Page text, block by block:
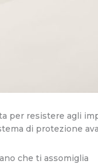
per resistere agli
di protezione
che ti assomiglia